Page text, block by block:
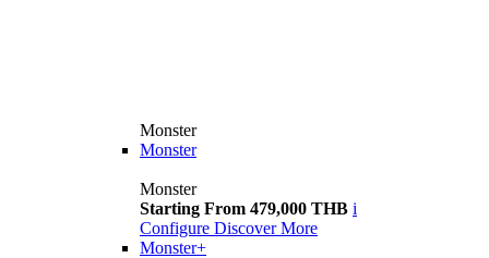
Monster
Monster
Monster
Starting From 479,000 THB i
Configure Discover More
Monster+